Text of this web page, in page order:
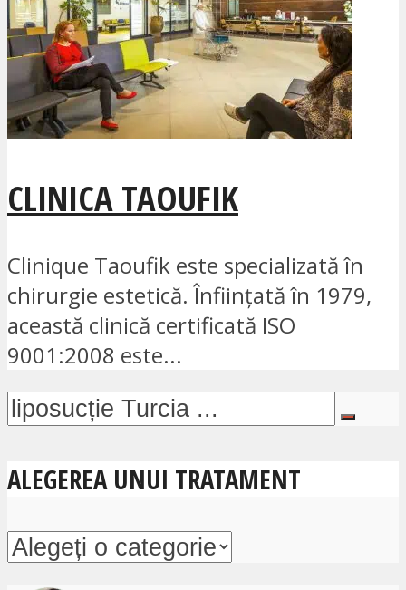
CLINICA TAOUFIK
Clinique Taoufik este specializată în
chirurgie estetică. Înființată în 1979,
această clinică certificată ISO
9001:2008 este...
ALEGEREA UNUI TRATAMENT